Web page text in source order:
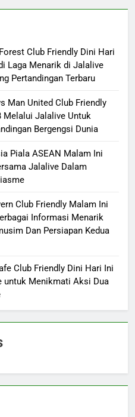
Club Friendly Dini Hari
Laga Menarik di Jalalive
Pertandingan Terbaru
Man United Club Friendly
Melalui Jalalive Untuk
Bergengsi Dunia
Piala ASEAN Malam Ini
Jalalive Dalam
Club Friendly Malam Ini
Informasi Menarik
Dan Persiapan Kedua
Club Friendly Dini Hari Ini
untuk Menikmati Aksi Dua